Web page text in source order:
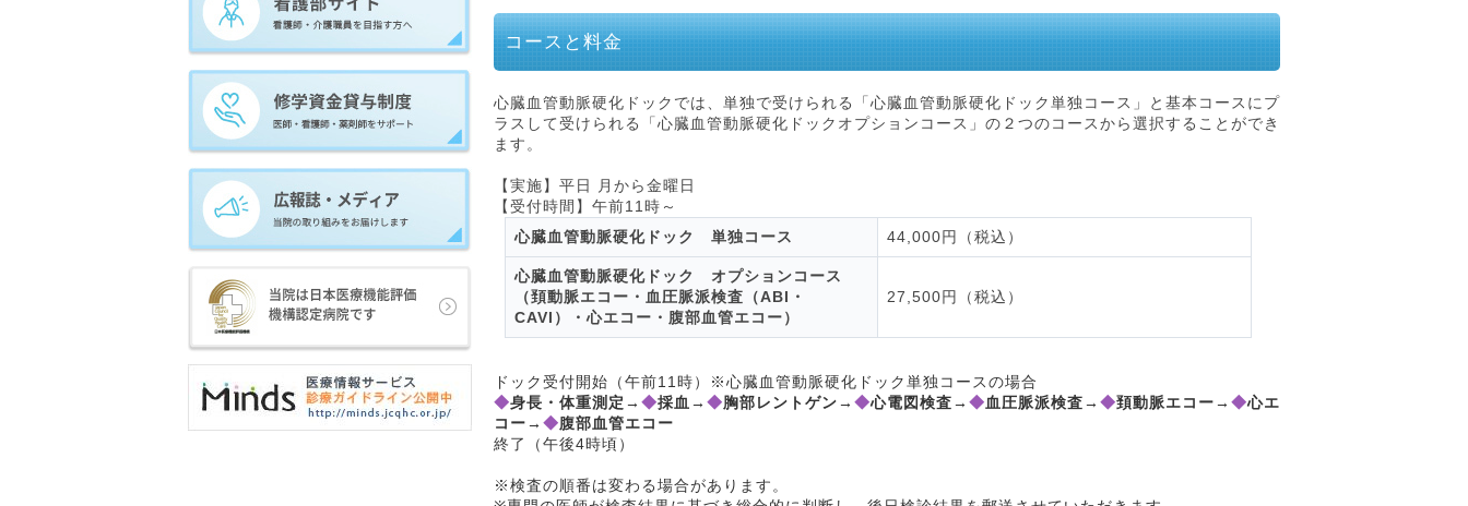
コースと料金
心臓血管動脈硬化ドックでは、単独で受けられる「心臓血管動脈硬化ドック単独コース」と基本コースにプ
ラスして受けられる「心臓血管動脈硬化ドックオプションコース」の２つのコースから選択することができ
ます。
【実施】平日 月から金曜日
【受付時間】午前11時～
心臓血管動脈硬化ドック 単独コース
44,000円（税込）
心臓血管動脈硬化ドック オプションコース
（頚動脈エコー・血圧脈派検査（ABI・
CAVI）・心エコー・腹部血管エコー）
27,500円（税込）
ドック受付開始（午前11時）※心臓血管動脈硬化ドック単独コースの場合
◆身長・体重測定→ ◆採血→ ◆胸部レントゲン→ ◆心電図検査→ ◆血圧脈派検査→ ◆頚動脈エコー→ ◆心エ
コー→ ◆腹部血管エコー
終了（午後4時頃）
※検査の順番は変わる場合があります。